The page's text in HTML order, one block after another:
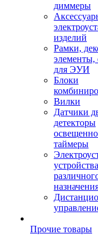
диммеры
изделий
Рамки,
элементы,
для ЭУИ
Блоки
Вилки
Датчики
детекторы
таймеры
устройства
Прочие товары